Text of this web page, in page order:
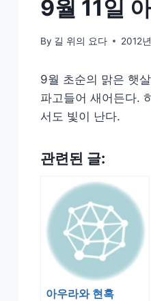
9월 11일
By 길 위의 요다 2012
9월 초순의 맑은 햇
파고들어 새어든다.
서도 빛이 난다.
관련된 글:
아우라와 현혹